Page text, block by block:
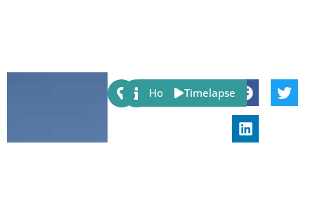
Share:
Host Timelapse